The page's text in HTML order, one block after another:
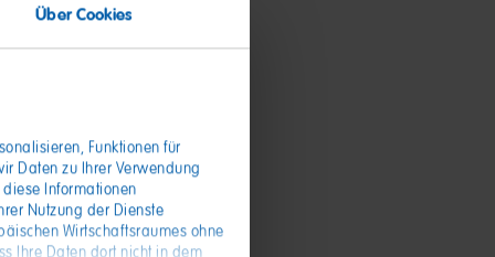
Über Cookies
Funktionen für
Daten zu Ihrer Verwendung
Informationen
Nutzung der Dienste
Wirtschaftsraumes ohne
Ihre Daten dort nicht in dem